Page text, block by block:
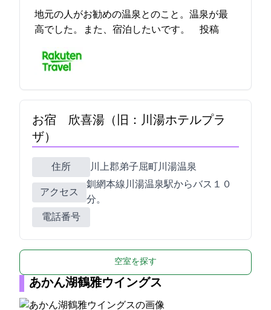
地元の人がお勧めの温泉とのこと。温泉が最
高でした。 また、宿泊したいです。 2021-11-28 20:48:33投稿
お宿 欣喜湯（旧：川湯ホテルプラ
ザ）
住所 川上郡弟子屈町川湯温泉1-5-10
アクセス
釧網本線川湯温泉駅からバス１０
分。
電話番号
空室を探す
あかん湖鶴雅ウイングス